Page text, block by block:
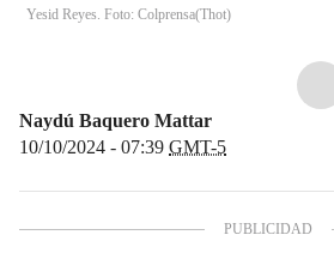
Yesid Reyes. Foto: Colprensa(Thot)
Naydú Baquero Mattar
10/10/2024 - 07:39 GMT-5